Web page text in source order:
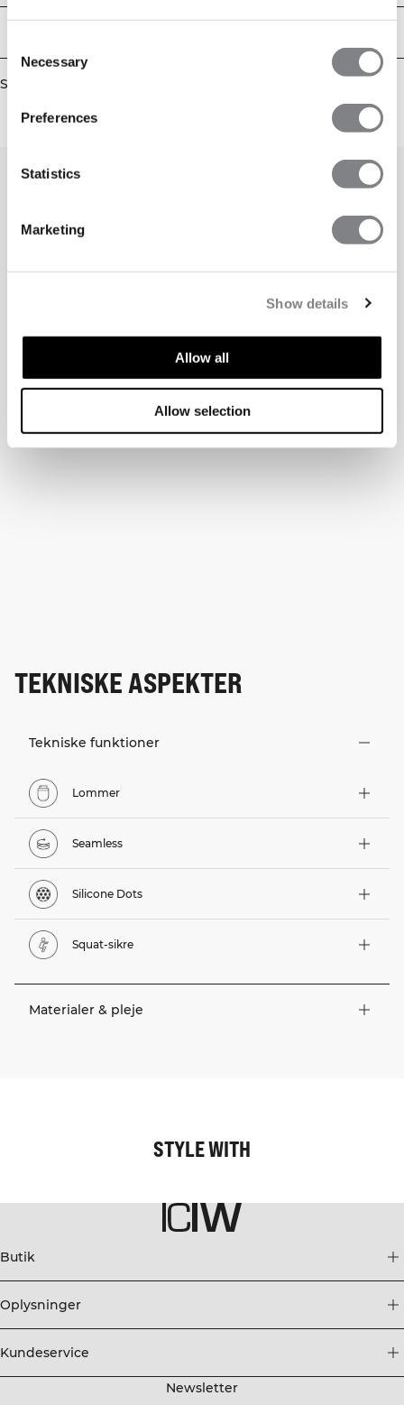
Selection
Necessary
Preferences
Statistics
Marketing
Show details
Allow all
Allow selection
teknologi, der øger bevægelsesfriheden under din træning. Strækbart og
slidstærkt materiale med ICIW-logo på venstre hofte. SWEATTECH™ med høj
vandafvisende bag på linningen. 92% genanvendt Nylon, 8% Elastan.
Similar products
TEKNISKE ASPEKTER
Tekniske funktioner
Lommer
Seamless
Silicone Dots
Squat-sikre
Materialer & pleje
STYLE WITH
Butik
Oplysninger
Kundeservice
Newsletter